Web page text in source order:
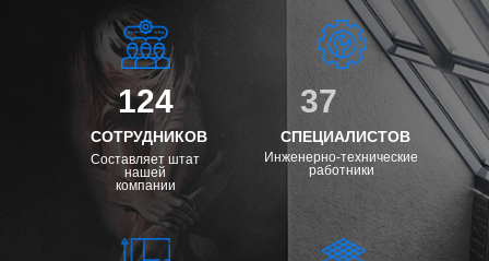
124
СОТРУДНИКОВ
Составляет штат
нашей
компании
37
СПЕЦИАЛИСТОВ
Инженерно-технические
работники